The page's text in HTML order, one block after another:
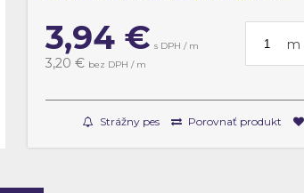
3,94 € s DPH / m
3,20 € bez DPH / m
m
Strážny pes Porovnať produkt